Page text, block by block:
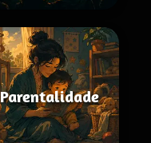
Parentalidade